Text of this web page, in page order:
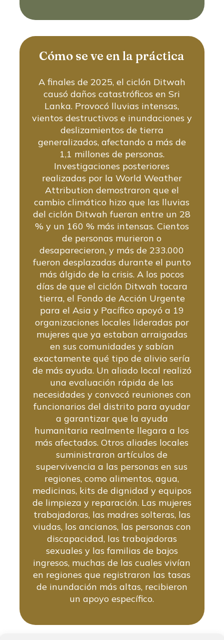
Cómo se ve en la práctica
A finales de 2025, el ciclón Ditwah
causó daños catastróficos en Sri
Lanka. Provocó lluvias intensas,
vientos destructivos e inundaciones y
deslizamientos de tierra
generalizados, afectando a más de
1,1 millones de personas.
Investigaciones posteriores
realizadas por la World Weather
Attribution demostraron que el
cambio climático hizo que las lluvias
del ciclón Ditwah fueran entre un 28
% y un 160 % más intensas. Cientos
de personas murieron o
desaparecieron, y más de 233.000
fueron desplazadas durante el punto
más álgido de la crisis. A los pocos
días de que el ciclón Ditwah tocara
tierra, el Fondo de Acción Urgente
para el Asia y Pacífico apoyó a 19
organizaciones locales lideradas por
mujeres que ya estaban arraigadas
en sus comunidades y sabían
exactamente qué tipo de alivio sería
de más ayuda. Un aliado local realizó
una evaluación rápida de las
necesidades y convocó reuniones con
funcionarios del distrito para ayudar
a garantizar que la ayuda
humanitaria realmente llegara a los
más afectados. Otros aliades locales
suministraron artículos de
supervivencia a las personas en sus
regiones, como alimentos, agua,
medicinas, kits de dignidad y equipos
de limpieza y reparación. Las mujeres
trabajadoras, las madres solteras, las
viudas, los ancianos, las personas con
discapacidad, las trabajadoras
sexuales y las familias de bajos
ingresos, muchas de las cuales vivían
en regiones que registraron las tasas
de inundación más altas, recibieron
un apoyo específico.